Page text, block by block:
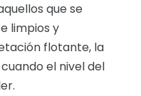
que se
limpios y
flotante, la
el nivel del